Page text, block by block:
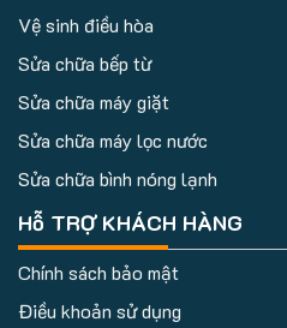
Vệ sinh điều hòa
Sửa chữa bếp từ
Sửa chữa máy giặt
Sửa chữa máy lọc nước
Sửa chữa bình nóng lạnh
Hỗ TRỢ KHÁCH HÀNG
Chính sách bảo mật
Điều khoản sử dụng